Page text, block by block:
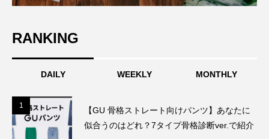
RANKING
DAILY WEEKLY MONTHLY
1
【GU 骨格ストレート向けパンツ】あなたに
似合うのはどれ？7タイプ骨格診断ver.で紹介